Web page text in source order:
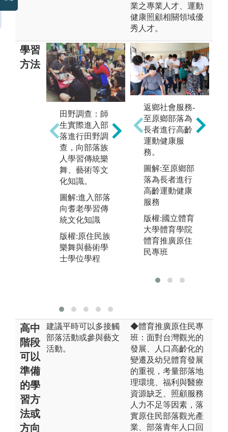
業之專業人才、運動
健康照顧相關領域優
秀人才。
學習
方法
田野調查：師
生實際進入部
落進行田野調
查，向部落族
人學習傳統樂
舞、藝術等文
化知識。
圖解:進入部落
向耆老學習傳
統文化知識
版權:原住民族
樂舞與藝術學
士學位學程
實作展演：透
過課堂所習之
學理知識結合
部落田野調查
之傳統文化進
行藝術及樂舞
之創作及展
演。
圖解:卡那卡那
富族傳統樂舞
之實作展演
版權:原住民族
樂舞與藝術學
返鄉社會服務-
至原鄉部落為
長者進行高齡
運動健康服
務。
圖解:至原鄉部
落為長者進行
高齡運動健康
服務
版權:國立體育
大學體育學院
體育推廣原住
民專班
高中
階段
可以
準備
的學
習方
法或
方向
建議平時可以多接觸
部落活動或參與藝文
活動。
◆體育推廣原住民專
班：面對台灣觀光的
發展、人口高齡化的
變遷及幼兒體育發展
的重視，考量部落地
理環境、福利與醫療
資源缺乏、照顧服務
人力不足等因素，落
實原住民部落觀光產
業、部落青年人口回